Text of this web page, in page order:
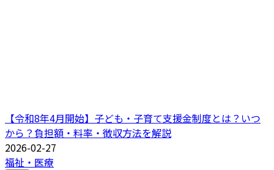
【令和8年4月開始】子ども・子育て支援金制度とは？いつ
から？負担額・料率・徴収方法を解説
2026-02-27
福祉・医療